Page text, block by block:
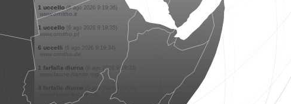
1 uccello (6 ago 2026 9:19:44)
www.faune-france.org
2 uccelli (6 ago 2026 9:19:43)
www.faune-france.org
1 uccello (6 ago 2026 9:19:42)
www.faune-france.org
1 farfalla diurna (6 ago 2026 9:19:41)
(6 ago 2026 9:19:41)